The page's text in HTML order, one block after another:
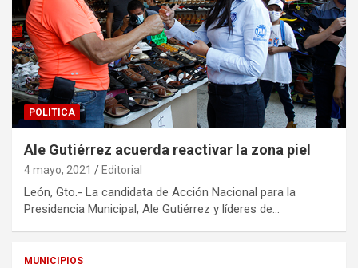
POLITICA
Ale Gutiérrez acuerda reactivar la zona piel
4 mayo, 2021 Editorial
León, Gto.- La candidata de Acción Nacional para la
Presidencia Municipal, Ale Gutiérrez y líderes de…
MUNICIPIOS